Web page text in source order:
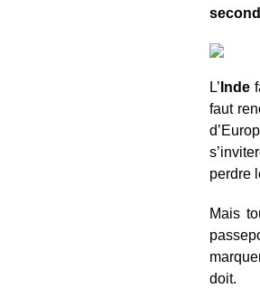
L’ Inde
faut
perdre
Mais
doit.